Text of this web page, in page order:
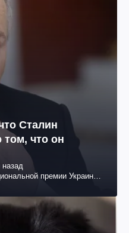
Сталин
том, что он
назад
премии Украины